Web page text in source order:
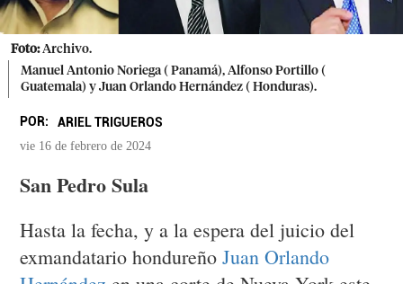
Foto:Archivo.
Manuel Antonio Noriega ( Panamá), Alfonso Portillo (
Guatemala) y Juan Orlando Hernández ( Honduras).
POR: ARIEL TRIGUEROS
vie 16 de febrero de 2024
San Pedro Sula
Hasta la fecha, y a la espera del juicio del
exmandatario hondureñoJuan Orlando